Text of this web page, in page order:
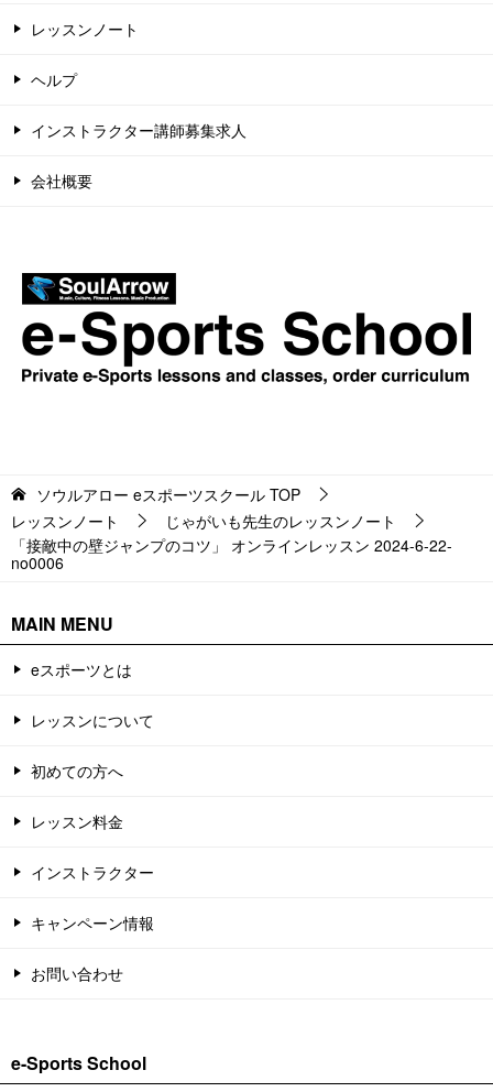
レッスンノート
ヘルプ
インストラクター講師募集求人
会社概要
ソウルアロー eスポーツスクール TOP
レッスンノート
じゃがいも先生のレッスンノート
「接敵中の壁ジャンプのコツ」 オンラインレッスン 2024-6-22-
no0006
MAIN MENU
eスポーツとは
レッスンについて
初めての方へ
レッスン料金
インストラクター
キャンペーン情報
お問い合わせ
e-Sports School